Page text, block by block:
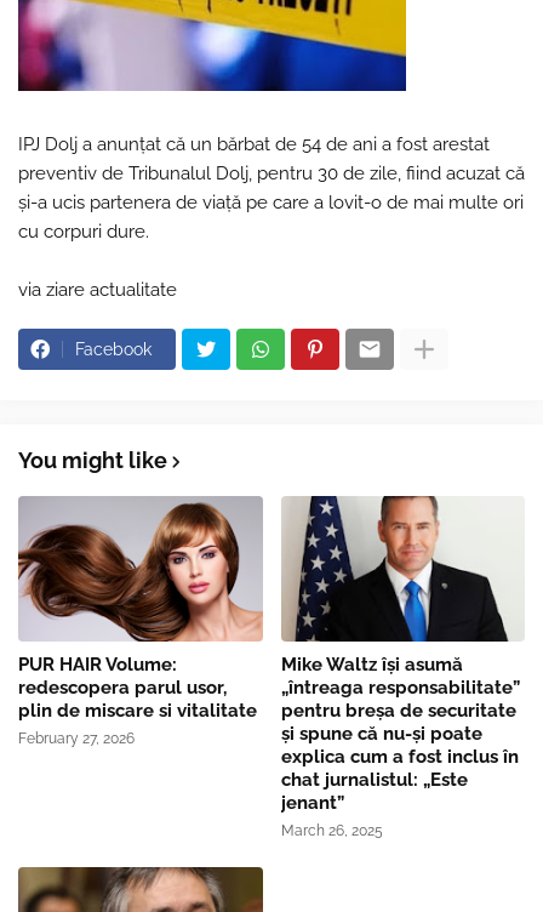
IPJ Dolj a anunțat că un bărbat de 54 de ani a fost arestat
preventiv de Tribunalul Dolj, pentru 30 de zile, fiind acuzat că
şi-a ucis partenera de viaţă pe care a lovit-o de mai multe ori
cu corpuri dure.
via ziare actualitate
Facebook
You might like
PUR HAIR Volume:
redescopera parul usor,
plin de miscare si vitalitate
February 27, 2026
Mike Waltz îşi asumă
„întreaga responsabilitate”
pentru breşa de securitate
și spune că nu-și poate
explica cum a fost inclus în
chat jurnalistul: „Este
jenant”
March 26, 2025